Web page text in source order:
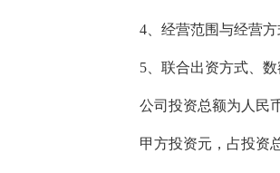
4、经营范围与经营方
5、联合出资方式、数
公司投资总额为人民
甲方投资元，占投资